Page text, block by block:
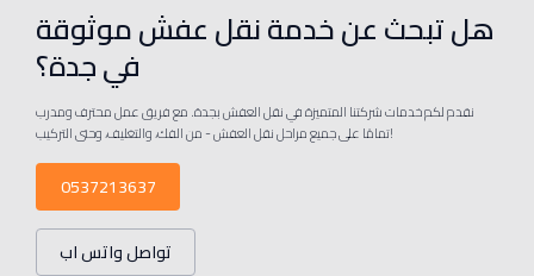
هل تبحث عن خدمة نقل عفش موثوقة
في جدة؟
نقدم لكم خدمات شركتنا المتميزة في نقل العفش بجدة. مع فريق عمل محترف ومدرب
تمامًا على جميع مراحل نقل العفش - من الفك، والتغليف، وحتى التركيب!
0537213637
تواصل واتس اب